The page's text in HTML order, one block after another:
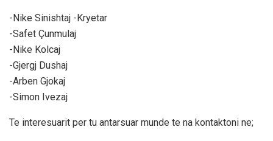
-Nike Sinishtaj -Kryetar
-Safet Çunmulaj
-Nike Kolcaj
-Gjergj Dushaj
-Arben Gjokaj
-Simon Ivezaj
Te interesuarit per tu antarsuar munde te na kontaktoni ne;